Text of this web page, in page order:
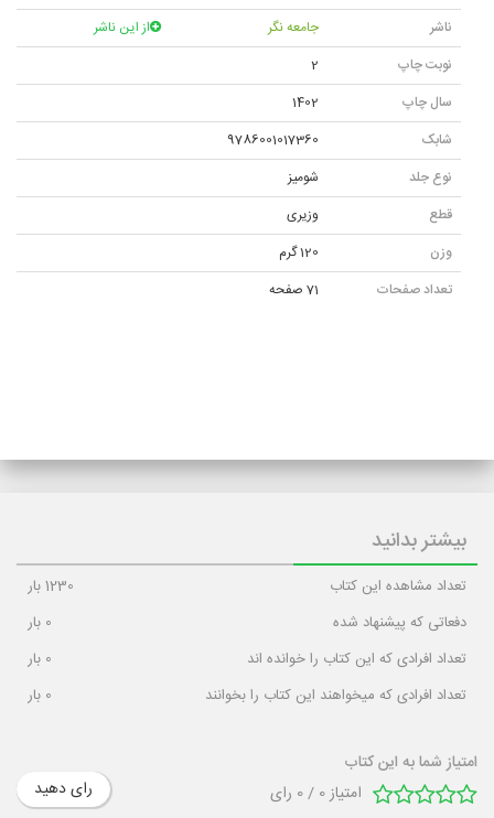
ناشر
جامعه نگر
از این ناشر
نوبت چاپ
2
سال چاپ
1402
شابک
9786001017360
نوع جلد
شوميز
قطع
وزیری
وزن
120 گرم
تعداد صفحات
71 صفحه
بیشتر بدانید
تعداد مشاهده این کتاب 1230بار
دفعاتی که پیشنهاد شده
0 بار
تعداد افرادی که این کتاب را خوانده اند
0 بار
تعداد افرادی که میخواهند این کتاب را بخوانند
0 بار
امتیاز شما به این کتاب
امتیاز0
/
0 رای رای دهید